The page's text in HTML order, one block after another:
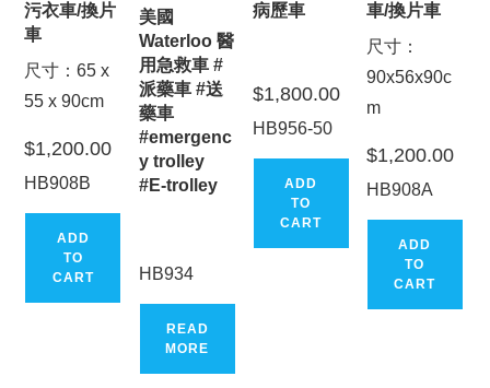
污衣車/換片
車
尺寸：65 x
55 x 90cm
$1,200.00
HB908B
ADD
TO
CART
美國
Waterloo 醫
用急救車 #
派藥車 #送
藥車
#emergenc
y trolley
#E-trolley
HB934
READ
MORE
病歷車
$1,800.00
HB956-50
ADD
TO
CART
車/換片車
尺寸：
90x56x90c
m
$1,200.00
HB908A
ADD
TO
CART